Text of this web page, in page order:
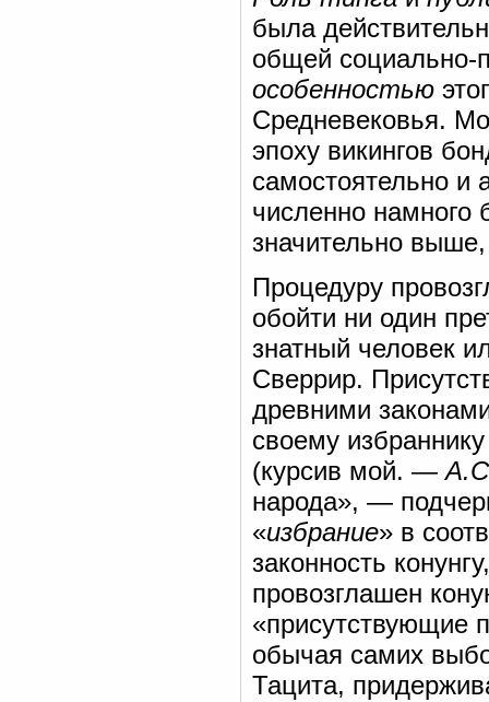
была
общей социально-
особенностью
Средневековья.
эпоху викингов
самостоятельно и
численно
значительно
Процедуру
обойти ни один
знатный человек
Сверрир.
древними
своему
(курсив мой. —
народа», —
«избрание» в
законность
провозглашен
«присутствующие
обычая самих
Тацита,